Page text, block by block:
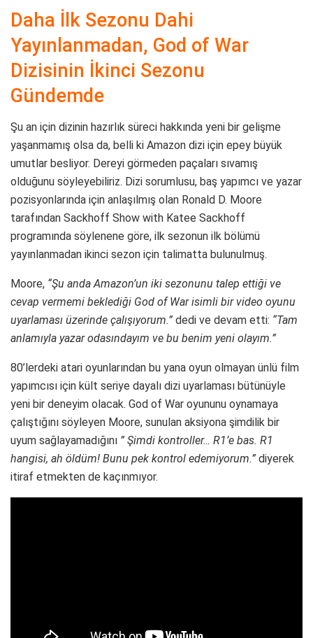
Daha İlk Sezonu Dahi
Yayınlanmadan, God of War
Dizisinin İkinci Sezonu
Gündemde
Şu an için dizinin hazırlık süreci hakkında yeni bir gelişme
yaşanmamış olsa da, belli ki Amazon dizi için epey büyük
umutlar besliyor. Dereyi görmeden paçaları sıvamış
olduğunu söyleyebiliriz. Dizi sorumlusu, baş yapımcı ve yazar
pozisyonlarında için anlaşılmış olan Ronald D. Moore
tarafından Sackhoff Show with Katee Sackhoff
programında söylenene göre, ilk sezonun ilk bölümü
yayınlanmadan ikinci sezon için talimatta bulunulmuş.
Moore, “Şu anda Amazon’un iki sezonunu talep ettiği ve
cevap vermemi beklediği God of War isimli bir video oyunu
uyarlaması üzerinde çalışıyorum.” dedi ve devam etti: “Tam
anlamıyla yazar odasındayım ve bu benim yeni olayım.”
80’lerdeki atari oyunlarından bu yana oyun olmayan ünlü film
yapımcısı için kült seriye dayalı dizi uyarlaması bütünüyle
yeni bir deneyim olacak. God of War oyununu oynamaya
çalıştığını söyleyen Moore, sunulan aksiyona şimdilik bir
uyum sağlayamadığını ” Şimdi kontroller… R1’e bas. R1
hangisi, ah öldüm! Bunu pek kontrol edemiyorum.” diyerek
itiraf etmekten de kaçınmıyor.